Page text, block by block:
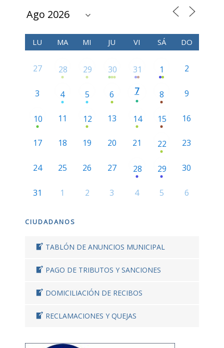
LU MA MI JU VI SÁ DO
27 28 29 30 31 1 2
3 4 5 6 7 8 9
10 11 12 13 14 15 16
17 18 19 20 21 22 23
24 25 26 27 28 29 30
31 1 2 3 4 5 6
CIUDADANOS
TABLÓN DE ANUNCIOS MUNICIPAL
PAGO DE TRIBUTOS Y SANCIONES
DOMICILIACIÓN DE RECIBOS
RECLAMACIONES Y QUEJAS